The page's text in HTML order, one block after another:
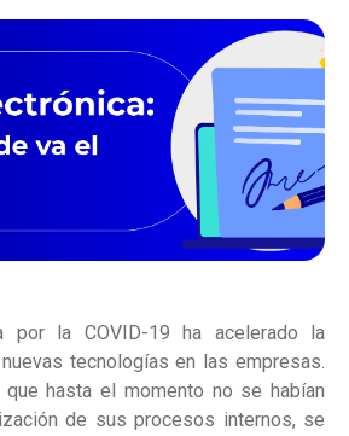
por la COVID-19 ha acelerado la
tecnologías en las empresas.
que hasta el momento no se habían
de sus procesos internos, se